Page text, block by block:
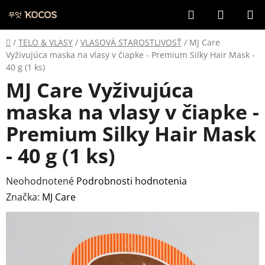
na
obsah
Hľadať
KOŠÍK
Domov
/ TELO & VLASY / VLASOVÁ STAROSTLIVOSŤ / MJ Care
Vyživujúca maska na vlasy v čiapke - Premium Silky Hair Mask -
40 g (1 ks)
MJ Care Vyživujúca
maska na vlasy v čiapke -
Premium Silky Hair Mask
- 40 g (1 ks)
Priemerné
hodnotenie
produktu
Neohodnotené Podrobnosti hodnotenia
Značka: MJ Care